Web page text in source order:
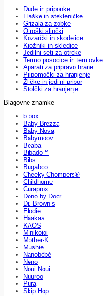
Dude in priponke
Flaške in stekleničke
Grizala za zobke
Otroški slinčki
Kozarčki in skodelice
Krožniki in skledice
Jedilni seti za otroke
Termo posodice in termovke
Aparati za pripravo hrane
Pripomočki za hranjenje
Žličke in jedilni pribor
Stolčki za hranjenje
Blagovne znamke
b.box
Baby Brezza
Baby Nova
Babymoov
Beaba
Bibado™
Bibs
Bugaboo
Cheeky Chompers®
Childhome
Curaprox
Done by Deer
Dr. Brown’s
Elodie
Haakaa
KAOS
Minikoioi
Mother-K
Mushie
Nanobébé
Neno
Noui Noui
Nuuroo
Pura
Skip Hop